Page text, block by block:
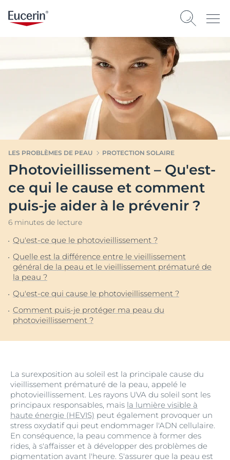
LES PROBLÈMES DE PEAU PROTECTION SOLAIRE
Photovieillissement – Qu'est-
ce qui le cause et comment
puis-je aider à le prévenir ?
6 minutes de lecture
Qu'est-ce que le photovieillissement ?
Quelle est la différence entre le vieillissement
général de la peau et le vieillissement prématuré de
la peau ?
Qu'est-ce qui cause le photovieillissement ?
Comment puis-je protéger ma peau du
photovieillissement ?
La surexposition au soleil est la principale cause du
vieillissement prématuré de la peau, appelé le
photovieillissement. Les rayons UVA du soleil sont les
principaux responsables, mais la lumière visible à
haute énergie (HEVIS) peut également provoquer un
stress oxydatif qui peut endommager l'ADN cellulaire.
En conséquence, la peau commence à former des
rides, à s'affaisser et à développer des problèmes de
pigmentation avant l'heure. S'assurer que la peau est